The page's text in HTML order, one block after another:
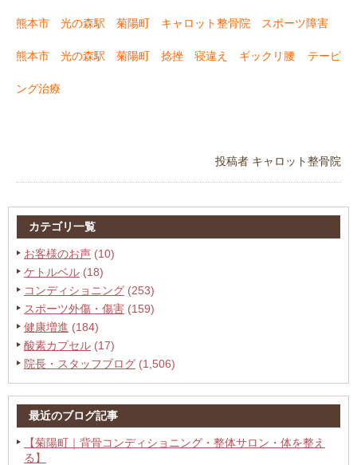
熊本市 光の森駅 菊陽町 キャロット整骨院 スポーツ障害
熊本市 光の森駅 菊陽町 捻挫 寝違え ギックリ腰 テーピ
ング治療
投稿者 キャロット整骨院
カテゴリ一覧
お客様のお声 (10)
ケトルベル (18)
コンディショニング (253)
スポーツ外傷・傷害 (159)
健康増進 (184)
酸素カプセル (17)
院長・スタッフブログ (1,506)
最近のブログ記事
【菊陽町｜背骨コンディショニング・整体サロン・体を整え
る】